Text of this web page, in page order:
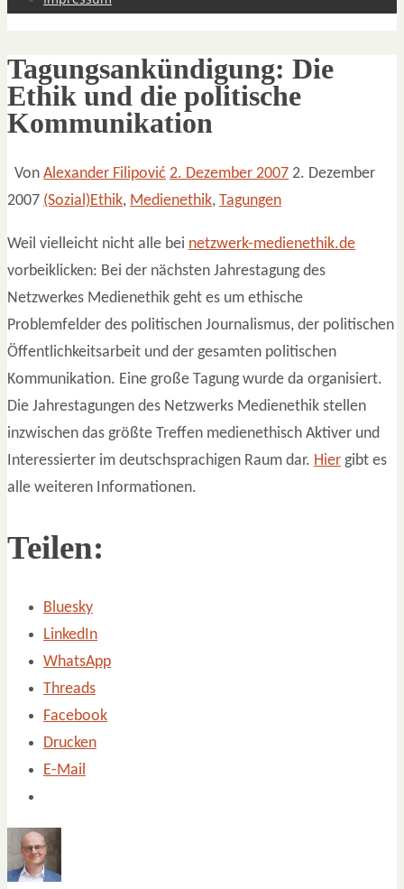
Tagungsankündigung: Die
Ethik und die politische
Kommunikation
Von Alexander Filipović 2. Dezember 2007 2. Dezember
2007 (Sozial)Ethik, Medienethik, Tagungen
Weil vielleicht nicht alle bei netzwerk-medienethik.de
vorbeiklicken: Bei der nächsten Jahrestagung des
Netzwerkes Medienethik geht es um ethische
Problemfelder des politischen Journalismus, der politischen
Öffentlichkeitsarbeit und der gesamten politischen
Kommunikation. Eine große Tagung wurde da organisiert.
Die Jahrestagungen des Netzwerks Medienethik stellen
inzwischen das größte Treffen medienethisch Aktiver und
Interessierter im deutschsprachigen Raum dar. Hier gibt es
alle weiteren Informationen.
Teilen:
Bluesky
LinkedIn
WhatsApp
Threads
Facebook
Drucken
E-Mail